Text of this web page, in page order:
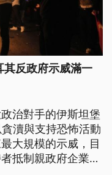
其反政府示威滿一
治對手的伊斯坦堡
瀆與支持恐怖活動
大規模的示威，目
抵制親政府企業，